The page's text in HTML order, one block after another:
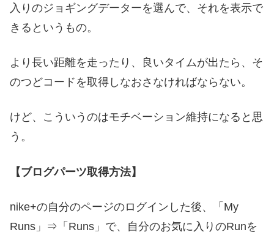
入りのジョギングデーターを選んで、それを表示で
きるというもの。
より長い距離を走ったり、良いタイムが出たら、そ
のつどコードを取得しなおさなければならない。
けど、こういうのはモチベーション維持になると思
う。
【ブログパーツ取得方法】
nike+の自分のページのログインした後、「My
Runs」⇒「Runs」で、自分のお気に入りのRunを